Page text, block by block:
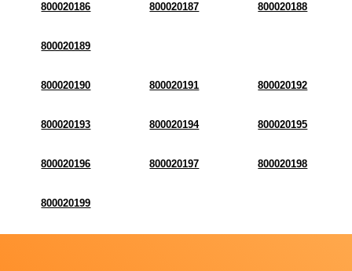
800020186 800020187 800020188
800020189
800020190 800020191 800020192
800020193 800020194 800020195
800020196 800020197 800020198
800020199